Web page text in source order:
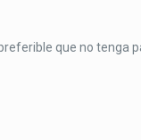
que no tenga